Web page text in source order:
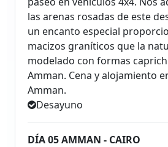
las arenas rosadas de este
un encanto especial
macizos graníticos que la
modelado con formas
Amman. Cena y alojamiento
Amman.
Desayuno
DÍA 05 AMMAN - CAIRO